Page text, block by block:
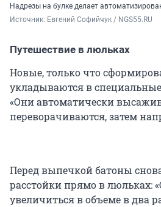
Надрезы на булке делает
Источник: Евгений Софийчук / NGS55.RU
Путешествие в люльках
Новые, только что
укладываются в
«Они автоматически
переворачиваются, затем
Перед выпечкой батоны
расстойки прямо в люльках:
увеличиться в объеме в два